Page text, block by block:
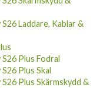
Laddare, Kablar &
Plus Fodral
Plus Skal
Plus Skärmskydd &